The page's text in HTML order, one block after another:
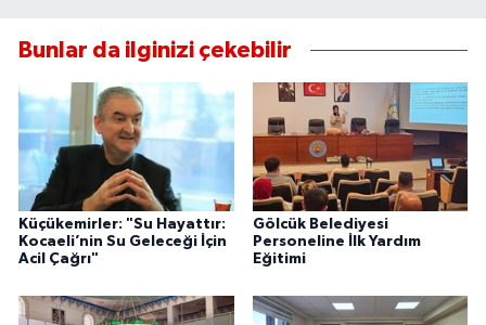
Bunlar da ilginizi çekebilir
Küçükemirler: "Su Hayattır:
Kocaeli’nin Su Geleceği İçin
Acil Çağrı"
Gölcük Belediyesi
Personeline İlk Yardım
Eğitimi